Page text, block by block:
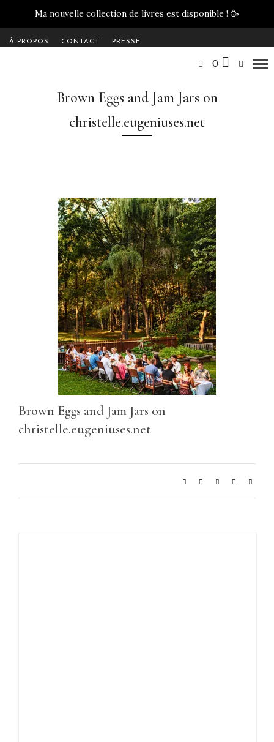
Ma nouvelle collection de livres est disponible ! 🥳
À PROPOS CONTACT PRESSE
0
Brown Eggs and Jam Jars on
christelle.eugeniuses.net
Brown Eggs and Jam Jars on
christelle.eugeniuses.net